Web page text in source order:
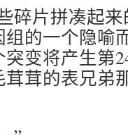
碎片拼凑起
的一个隐喻
变将产生第
茸的表兄弟